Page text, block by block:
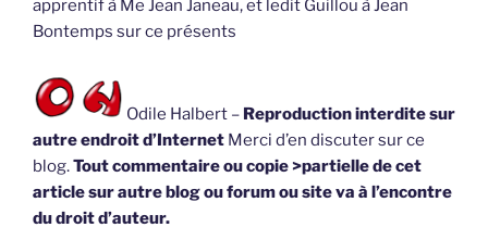
apprentif à Me Jean Janeau, et ledit Guillou à Jean
Bontemps sur ce présents
Odile Halbert – Reproduction interdite sur
autre endroit d’Internet Merci d’en discuter sur ce
blog.Tout commentaire ou copie >partielle de cet
article sur autre blog ou forum ou site va à l’encontre
du droit d’auteur.